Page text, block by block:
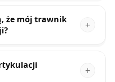
że mój trawnik